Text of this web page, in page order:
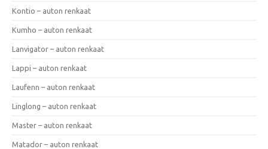
Kontio – auton renkaat
Kumho – auton renkaat
Lanvigator – auton renkaat
Lappi – auton renkaat
Laufenn – auton renkaat
Linglong – auton renkaat
Master – auton renkaat
Matador – auton renkaat